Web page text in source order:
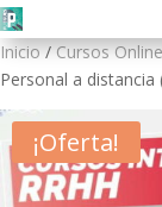
Inicio/Cursos Online
Personal a distancia
¡Oferta!